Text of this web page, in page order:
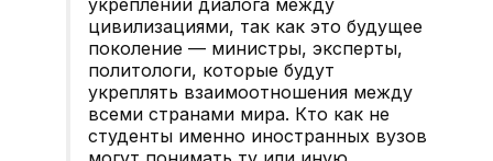
цивилизациями, так как это будущее
поколение — министры, эксперты,
политологи, которые будут
укреплять взаимоотношения между
всеми странами мира. Кто как не
студенты именно иностранных вузов